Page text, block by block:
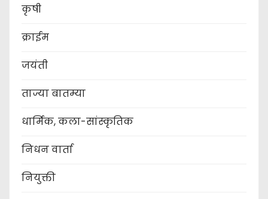
कृषी
क्राईम
जयंती
ताज्या बातम्या
धार्मिक, कला-सांस्कृतिक
निधन वार्ता
नियुक्ती